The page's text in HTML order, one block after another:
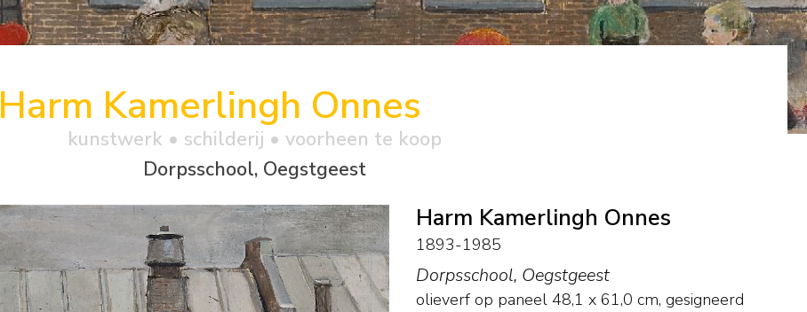
Harm Kamerlingh Onnes
kunstwerk • schilderij • voorheen te koop
Dorpsschool, Oegstgeest
Harm Kamerlingh Onnes
1893-1985
Dorpsschool, Oegstgeest
olieverf op paneel 48,1 x 61,0 cm, gesigneerd